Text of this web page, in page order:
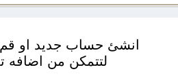
انشئ حساب جديد او
لتتمكن من اضافه